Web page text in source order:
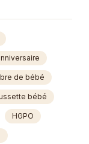
de bébé
bébé
HGPO